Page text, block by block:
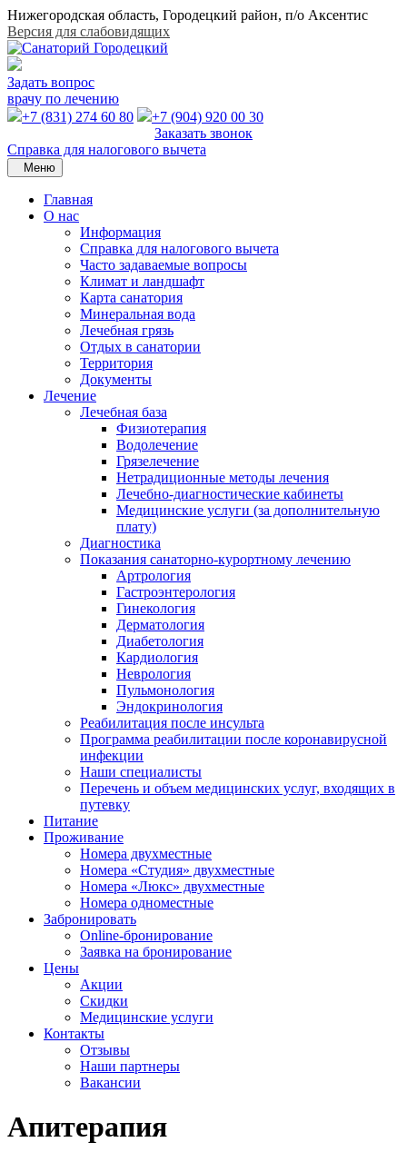
Нижегородская область, Городецкий район, п/о Аксентис
Версия для слабовидящих
Задать вопрос
врачу по лечению
+7 (831) 274 60 80
+7 (904) 920 00 30
Заказать звонок
Справка для налогового вычета
Меню
Главная
О нас
Информация
Справка для налогового вычета
Часто задаваемые вопросы
Климат и ландшафт
Карта санатория
Минеральная вода
Лечебная грязь
Отдых в санатории
Территория
Документы
Лечение
Лечебная база
Физиотерапия
Водолечение
Грязелечение
Нетрадиционные методы лечения
Лечебно-диагностические кабинеты
Медицинские услуги (за дополнительную
плату)
Диагностика
Показания санаторно-курортному лечению
Артрология
Гастроэнтерология
Гинекология
Дерматология
Диабетология
Кардиология
Неврология
Пульмонология
Эндокринология
Реабилитация после инсульта
Программа реабилитации после коронавирусной
инфекции
Наши специалисты
Перечень и объем медицинских услуг, входящих в
путевку
Питание
Проживание
Номера двухместные
Номера «Студия» двухместные
Номера «Люкс» двухместные
Номера одноместные
Забронировать
Online-бронирование
Заявка на бронирование
Цены
Акции
Скидки
Медицинские услуги
Контакты
Отзывы
Наши партнеры
Вакансии
Апитерапия